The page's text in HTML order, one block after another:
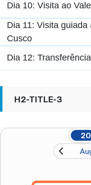
Dia 10: Visita ao
Dia 11: Visita
Cusco
Dia 12:
H2-TITLE-3